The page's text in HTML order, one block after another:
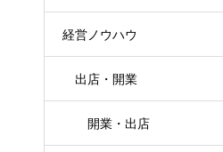
経営ノウハウ
出店・開業
開業・出店